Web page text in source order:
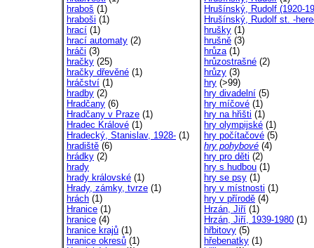
hraboš (1)
hraboši (1)
hrací (1)
hrací automaty (2)
hráči (3)
hračky (25)
hračky dřevěné (1)
hráčství (1)
hradby (2)
Hradčany (6)
Hradčany v Praze (1)
Hradec Králové (1)
Hradecký, Stanislav, 1928- (1)
hradiště (6)
hrádky (2)
hrady
hrady královské (1)
Hrady, zámky, tvrze (1)
hrách (1)
Hranice (1)
hranice (4)
hranice krajů (1)
hranice okresů (1)
Hrušínský, Rudolf (1920-
Hrušínský, Rudolf st. -
hrušky (1)
hrušně (3)
hrůza(1)
hrůzostrašné (2)
hrůzy (3)
hry (>99)
hry divadelní (5)
hry míčové (1)
hry na hřišti (1)
hry olympijské (1)
hry počítačové (5)
hry pohybové (4)
hry pro děti (2)
hry s hudbou (1)
hry se psy (1)
hry v místnosti (1)
hry v přírodě (4)
Hrzán, Jiří (1)
Hrzán, Jiří, 1939-1980 (1)
hřbitovy (5)
hřebenatky (1)